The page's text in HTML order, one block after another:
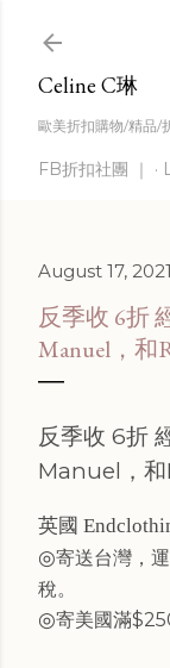
Celine C琳
歐美折扣購物/精品/
FB折扣社團 ｜
August 17, 2021
反季收 6折
Manuel，和
反季收 6折
Manuel，和
英國
◎寄送台灣，
稅。
◎寄美國滿